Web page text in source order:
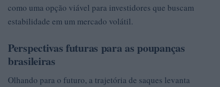
como uma opção viável para investidores que buscam
estabilidade em um mercado volátil.
Perspectivas futuras para as poupanças
brasileiras
Olhando para o futuro, a trajetória de saques levanta